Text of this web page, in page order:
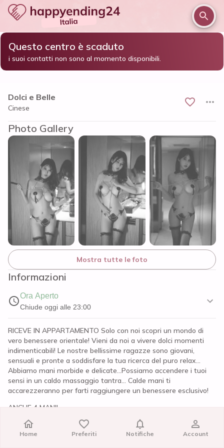
Home / Alessandria e provincia /
Dolci e Belle
Questo centro è scaduto
i suoi contatti non sono al momento disponibili.
Dolci e Belle
Cinese
Photo Gallery
Mostra tutte le foto
Informazioni
Ora Aperto
Chiude oggi alle 23:00
RICEVE IN APPARTAMENTO Solo con noi scopri un mondo di
vero benessere orientale! Vieni da noi a vivere dolci momenti
indimenticabili! Le nostre bellissime ragazze sono giovani,
sensuali e pronte a soddisfare la tua ricerca del puro relax...
Abbiamo mani morbide e delicate...Possiamo accendere i tuoi
sensi in un caldo massaggio tantra... Calde mani ti
accarezzeranno per farti raggiungere un benessere esclusivo!
ANCHE 4 MANI!
SOLO ITALIANI
Home Preferiti Notifiche Account
Home Preferiti Notifiche Account